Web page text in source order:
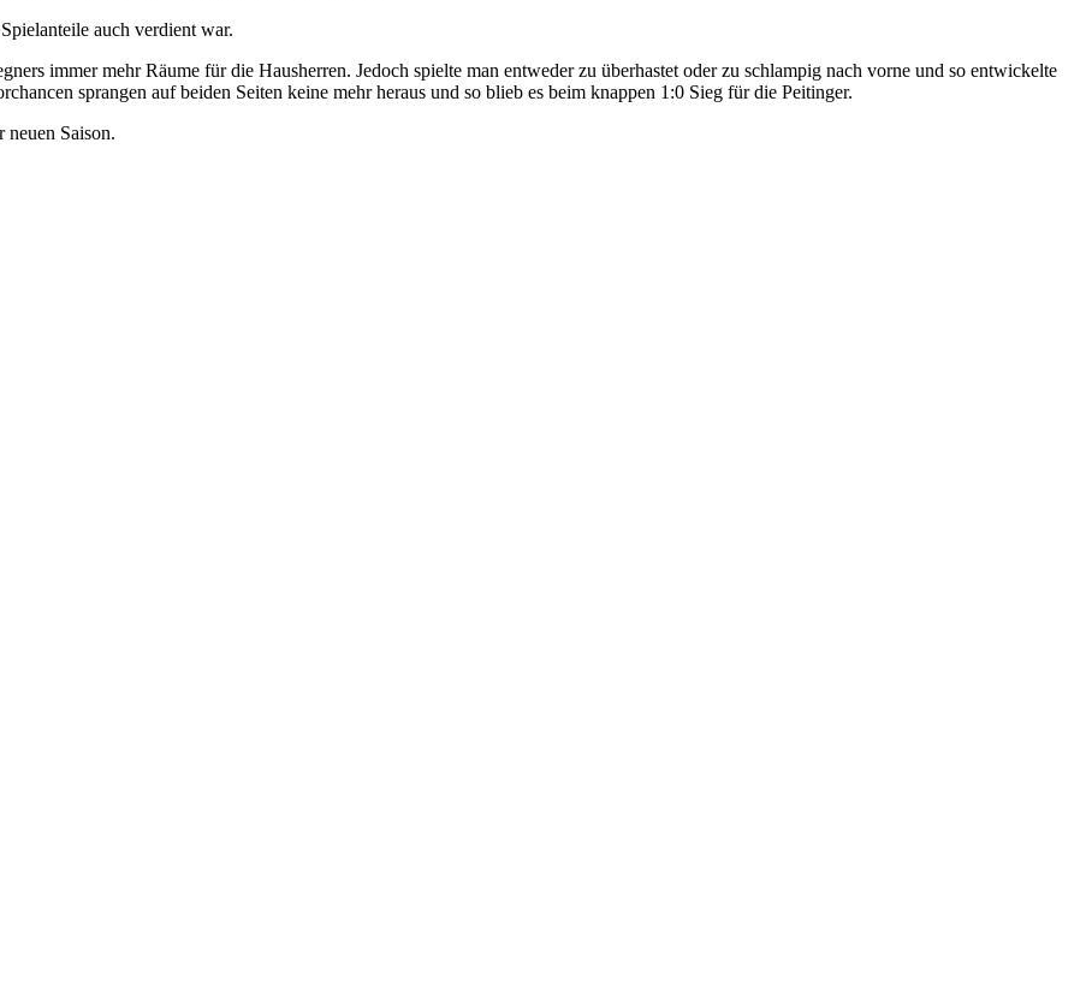
auch verdient war.
immer mehr Räume für die Hausherren. Jedoch spielte man entweder zu überhastet oder zu schlampig nach vorne und so entwickelte
sprangen auf beiden Seiten keine mehr heraus und so blieb es beim knappen 1:0 Sieg für die Peitinger.
neuen Saison.